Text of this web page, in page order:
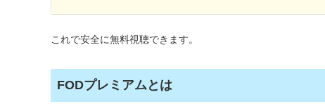
これで安全に無料視聴できます。
FODプレミアムとは